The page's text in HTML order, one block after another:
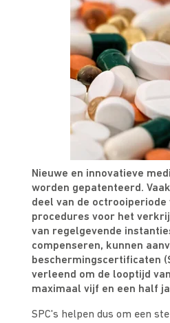
Nieuwe en innovatieve
worden gepatenteerd.
deel van de
procedures voor het
van regelgevende
compenseren, kunnen
beschermingscertificaten
verleend om de looptijd
maximaal vijf en een half
SPC's helpen dus om een